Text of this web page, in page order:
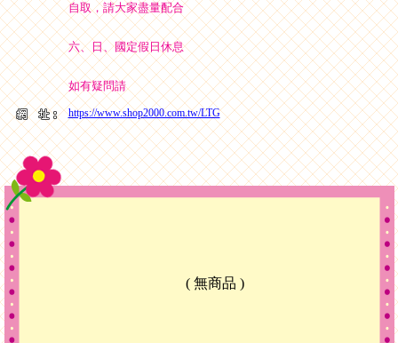
自取，請大家盡量配合
六、日、國定假日休息
如有疑問請
https://www.shop2000.com.tw/LTG
( 無商品 )